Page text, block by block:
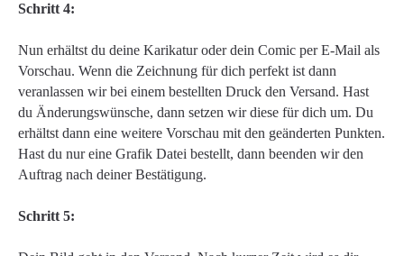
Schritt 4:
Nun erhältst du deine Karikatur oder dein Comic per E-Mail als
Vorschau. Wenn die Zeichnung für dich perfekt ist dann
veranlassen wir bei einem bestellten Druck den Versand. Hast
du Änderungswünsche, dann setzen wir diese für dich um. Du
erhältst dann eine weitere Vorschau mit den geänderten Punkten.
Hast du nur eine Grafik Datei bestellt, dann beenden wir den
Auftrag nach deiner Bestätigung.
Schritt 5: